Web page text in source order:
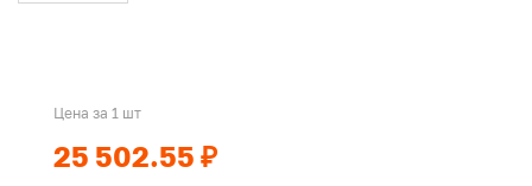
Цена за 1 шт
25 502.55 ₽